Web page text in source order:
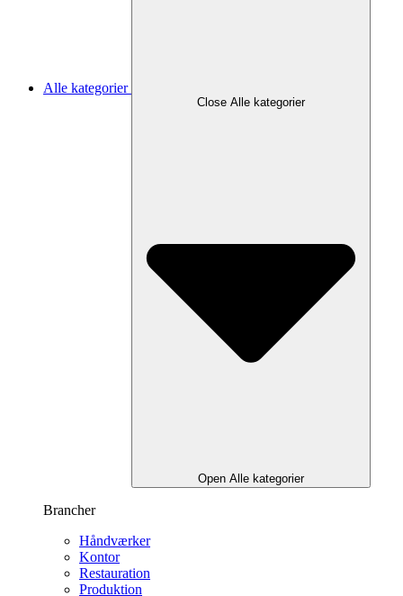
Alle kategorier
Close Alle kategorier
Open Alle kategorier
Brancher
Håndværker
Kontor
Restauration
Produktion